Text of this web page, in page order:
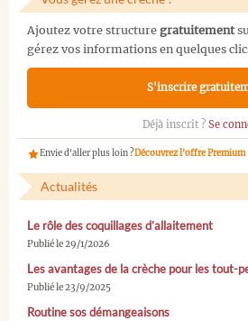
Ajoutez votre structure gratuitement
gérez vos informations en quelques
S'inscrire
Déjà inscrit ? Se
Envie d'aller plus loin ?Découvrez l'offre Premium
Actualités
Le rôle des coquillages d’allaitement
Publié le 29/1/2026
Les avantages de la crèche pour les tout-
Publié le 23/9/2025
Routine sos démangeaisons